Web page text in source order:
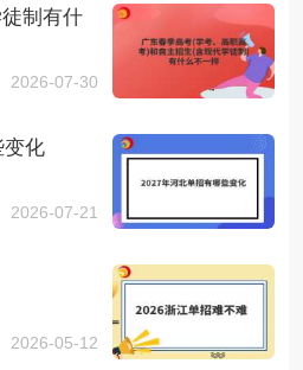
制有什
2026-07-30
变化
2026-07-21
2026-05-12